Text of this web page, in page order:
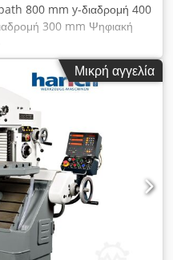
800 mm y-διαδρομή 400
300 mm Ψηφιακή
τραπεζιού 1000 x 520
ανά λεπτό Υποδοχή
ισχύος 2,2 kW Βάρος
χώρος περίπου
B - κεκλιμένη κλίνη σε
περιστρεφόμενο και
υποδοχές SK40, σπείρωμα
Το μηχάνημα
Μικρή αγγελία